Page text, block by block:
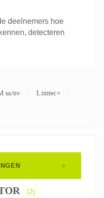
deelnemers hoe
detecteren
sa/nv Limtec+
(2)